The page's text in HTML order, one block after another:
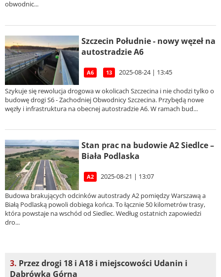
obwodnic...
Szczecin Południe - nowy węzeł na
autostradzie A6
A6 13 2025-08-24 | 13:45
Szykuje się rewolucja drogowa w okolicach Szczecina i nie chodzi tylko o
budowę drogi S6 - Zachodniej Obwodnicy Szczecina. Przybędą nowe
węzły i infrastruktura na obecnej autostradzie A6. W ramach bud...
Stan prac na budowie A2 Siedlce –
Biała Podlaska
A2 2025-08-21 | 13:07
Budowa brakujących odcinków autostrady A2 pomiędzy Warszawą a
Białą Podlaską powoli dobiega końca. To łącznie 50 kilometrów trasy,
która powstaje na wschód od Siedlec. Według ostatnich zapowiedzi
dro...
3. Przez drogi 18 i A18 i miejscowości Udanin i
Dąbrówka Górna